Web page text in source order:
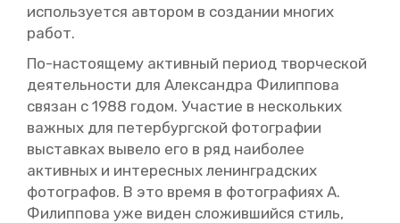
ис­поль­зу­ет­ся ав­то­ром в со­зда­нии мно­гих
работ.
По-на­сто­я­ще­му ак­тив­ный пе­ри­од твор­че­ской
де­я­тель­но­сти для Алек­сандра Фи­лип­по­ва
свя­зан с 1988 годом. Уча­стие в несколь­ких
важ­ных для пе­тер­бург­ской фо­то­гра­фии
вы­став­ках вы­ве­ло его в ряд наи­бо­лее
ак­тив­ных и ин­те­рес­ных ле­нин­град­ских
фо­то­гра­фов. В это время в фо­то­гра­фи­ях А.
Фи­лип­по­ва уже виден сло­жив­ший­ся стиль,